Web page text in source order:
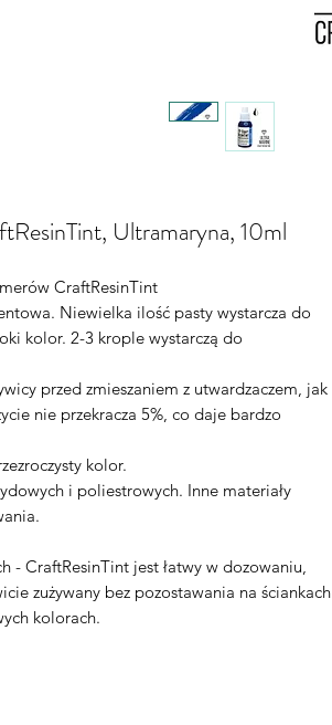
Ultramaryna, 10ml
CraftResinTint
Niewielka ilość pasty wystarcza do
kolor. 2-3 krople wystarczą do
przed zmieszaniem z utwardzaczem, jak
nie przekracza 5%, co daje bardzo
kolor.
i poliestrowych. Inne materiały
- CraftResinTint jest łatwy w dozowaniu,
zużywany bez pozostawania na ściankach
kolorach.